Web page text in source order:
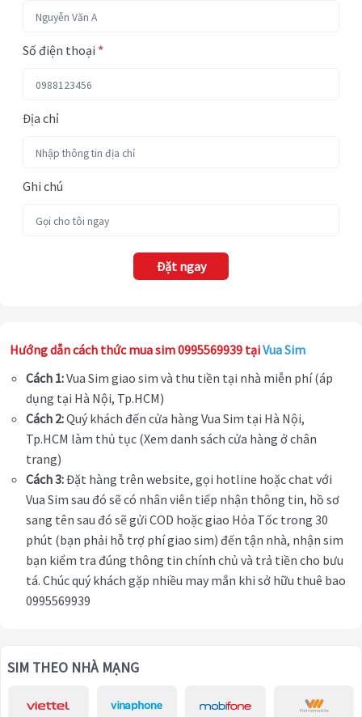
Số điện thoại *
Địa chỉ
Ghi chú
Đặt ngay
Hướng dẫn cách thức mua sim 0995569939 tạiVua Sim
Cách 1:Vua Sim giao sim và thu tiền tại nhà miễn phí (áp
dụng tại Hà Nội, Tp.HCM)
Cách 2:Quý khách đến cửa hàng Vua Sim tại Hà Nội,
Tp.HCM làm thủ tục (Xem danh sách cửa hàng ở chân
trang)
Cách 3:Đặt hàng trên website, gọi hotline hoặc chat với
Vua Sim sau đó sẽ có nhân viên tiếp nhận thông tin, hồ sơ
sang tên sau đó sẽ gửi COD hoặc giao Hỏa Tốc trong 30
phút (bạn phải hỗ trợ phí giao sim) đến tận nhà, nhận sim
bạn kiểm tra đúng thông tin chính chủ và trả tiền cho bưu
tá. Chúc quý khách gặp nhiều may mắn khi sở hữu thuê bao
0995569939
SIM THEO NHÀ MẠNG